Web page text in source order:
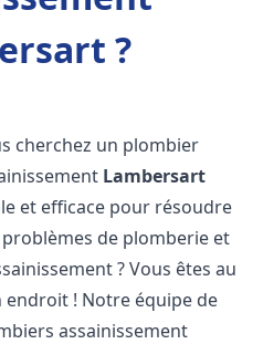
?
cherchez un plombier
Lambersart
et efficace pour résoudre
de plomberie et
? Vous êtes au
endroit ! Notre équipe de
assainissement